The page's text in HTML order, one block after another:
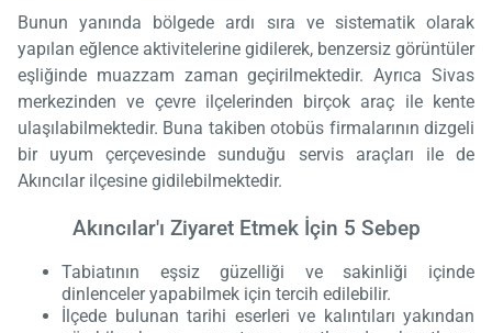
Bunun yanında bölgede ardı sıra ve sistematik olarak
yapılan eğlence aktivitelerine gidilerek, benzersiz görüntüler
eşliğinde muazzam zaman geçirilmektedir. Ayrıca Sivas
merkezinden ve çevre ilçelerinden birçok araç ile kente
ulaşılabilmektedir. Buna takiben otobüs firmalarının dizgeli
bir uyum çerçevesinde sunduğu servis araçları ile de
Akıncılar ilçesine gidilebilmektedir.
Akıncılar'ı Ziyaret Etmek İçin 5 Sebep
Tabiatının eşsiz güzelliği ve sakinliği içinde
dinlenceler yapabilmek için tercih edilebilir.
İlçede bulunan tarihi eserleri ve kalıntıları yakından